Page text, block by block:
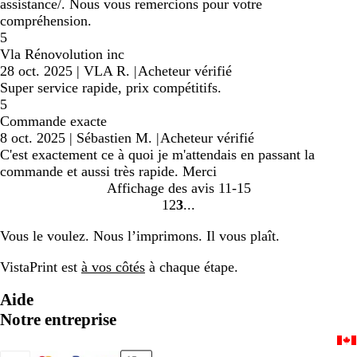
assistance/. Nous vous remercions pour votre
compréhension.
5
Vla Rénovolution inc
28 oct. 2025 | VLA R. |Acheteur vérifié
Super service rapide, prix compétitifs.
5
Commande exacte
8 oct. 2025 | Sébastien M. |Acheteur vérifié
C'est exactement ce à quoi je m'attendais en passant la
commande et aussi très rapide. Merci
Affichage des avis 11-15
Accéder
à
la
page
1 Accéder
la
page
2 Accéder
la
page
3
Vous le voulez. Nous l’imprimons. Il vous plaît.
VistaPrint est à vos côtés à chaque étape.
Aide
Notre entreprise